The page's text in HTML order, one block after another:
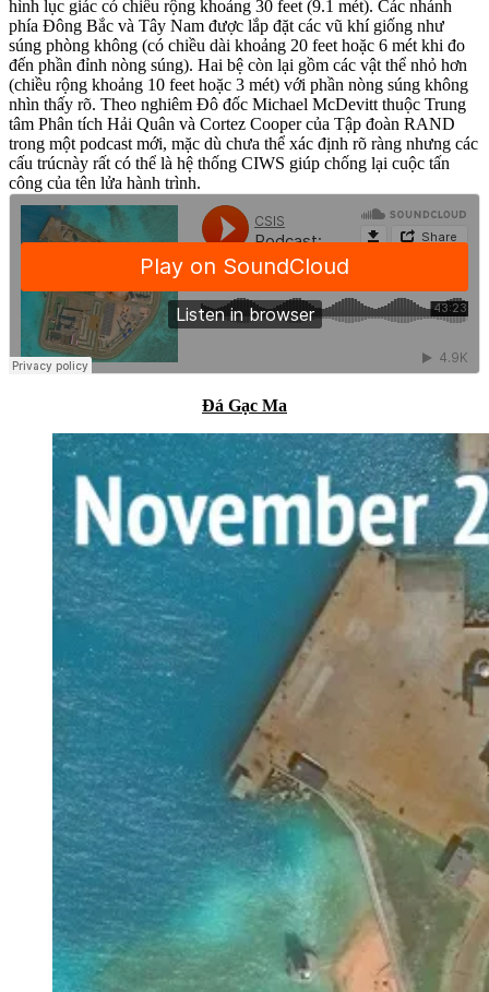
hình lục giác có chiều rộng khoảng 30 feet (9.1 mét). Các nhánh
phía Đông Bắc và Tây Nam được lắp đặt các vũ khí giống như
súng phòng không (có chiều dài khoảng 20 feet hoặc 6 mét khi đo
đến phần đỉnh nòng súng). Hai bệ còn lại gồm các vật thể nhỏ hơn
(chiều rộng khoảng 10 feet hoặc 3 mét) với phần nòng súng không
nhìn thấy rõ. Theo nghiêm Đô đốc Michael McDevitt thuộc Trung
tâm Phân tích Hải Quân và Cortez Cooper của Tập đoàn RAND
trong một podcast mới, mặc dù chưa thể xác định rõ ràng nhưng các
cấu trúcnày rất có thể là hệ thống CIWS giúp chống lại cuộc tấn
công của tên lửa hành trình.
Đá Gạc Ma